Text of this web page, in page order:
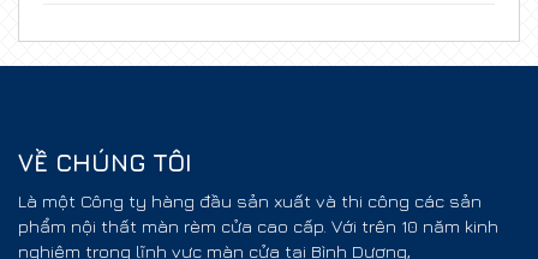
VỀ CHÚNG TÔI
Là một Công ty hàng đầu sản xuất và thi công các sản
phẩm nội thất màn rèm cửa cao cấp. Với trên 10 năm kinh
nghiệm trong lĩnh vực màn cửa tại Bình Dương,